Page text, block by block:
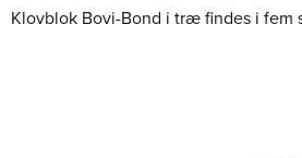
Klovblok Bovi-Bond i træ findes i fem